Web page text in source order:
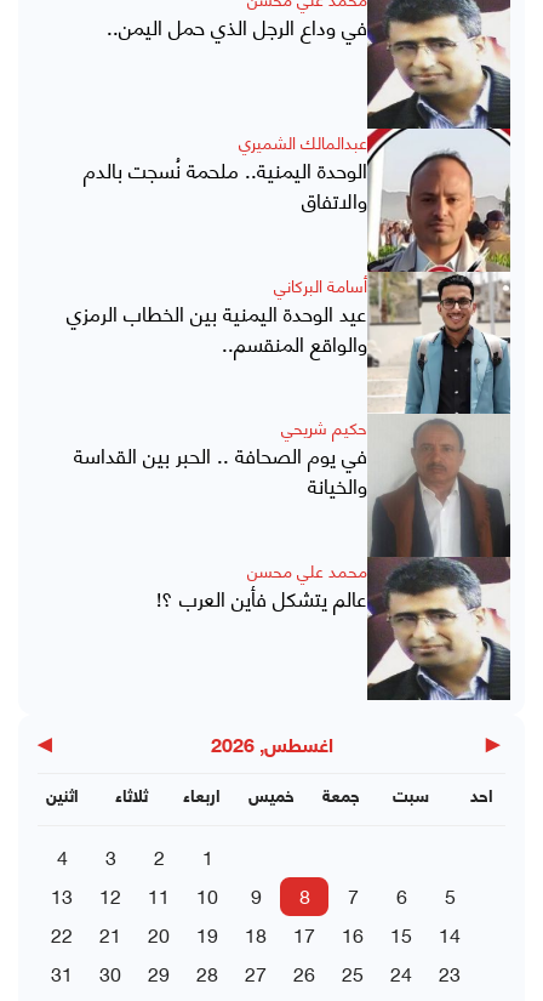
في وداع الرجل الذي حمل اليمن..
عبدالمالك الشميري
الوحدة اليمنية.. ملحمة نُسجت بالدم
والاتفاق
أسامة البركاني
عيد الوحدة اليمنية بين الخطاب الرمزي
والواقع المنقسم..
حكيم شريحي
في يوم الصحافة .. الحبر بين القداسة
والخيانة
محمد علي محسن
عالم يتشكل فأين العرب ؟!
◀ اغسطس, 2026 ▶
اثنين ثلاثاء اربعاء خميس جمعة سبت احد
1
2
3
4
5
6
7
8
9
10
11
12
13
14
15
16
17
18
19
20
21
22
23
24
25
26
27
28
29
30
31